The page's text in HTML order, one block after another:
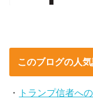
このブログの人
・ トランプ信者へ